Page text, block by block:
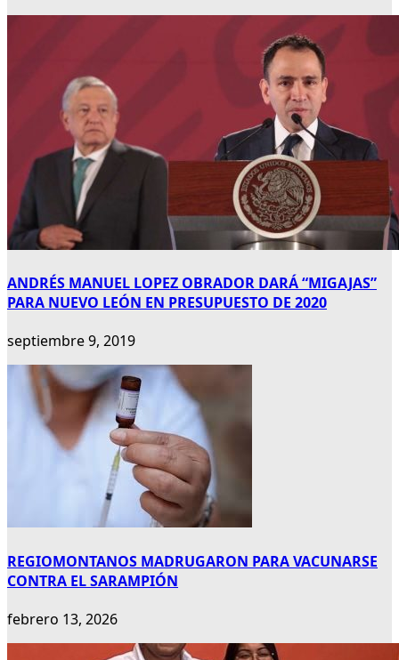
ANDRÉS MANUEL LOPEZ OBRADOR DARÁ “MIGAJAS”
PARA NUEVO LEÓN EN PRESUPUESTO DE 2020
septiembre 9, 2019
REGIOMONTANOS MADRUGARON PARA VACUNARSE
CONTRA EL SARAMPIÓN
febrero 13, 2026